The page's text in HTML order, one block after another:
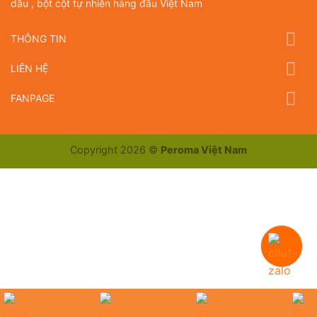
dầu , bột cột tự nhiên hàng đầu Việt Nam
THÔNG TIN
LIÊN HỆ
FANPAGE
Copyright 2026 © Peroma Việt Nam